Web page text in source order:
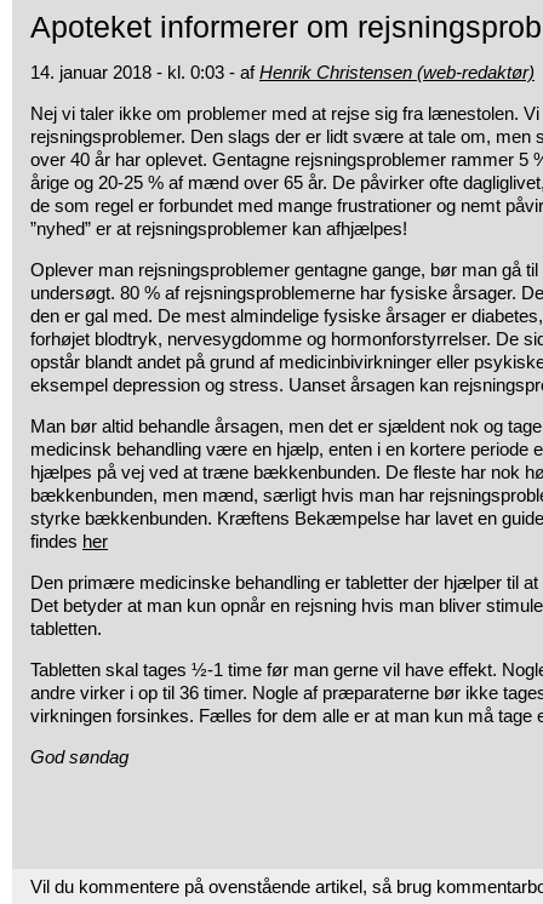
Apoteket informerer om
14. januar 2018 - kl. 0:03 - afHenrik Christensen (web-redaktør)
Nej vi taler ikke om problemer med at rejse sig fra lænestolen. Vi
rejsningsproblemer. Den slags der er lidt svære at tale om, men
over 40 år har oplevet. Gentagne rejsningsproblemer rammer 5
årige og 20-25 % af mænd over 65 år. De påvirker ofte
de som regel er forbundet med mange frustrationer og nemt
”nyhed” er at rejsningsproblemer kan afhjælpes!
Oplever man rejsningsproblemer gentagne gange, bør man gå
undersøgt. 80 % af rejsningsproblemerne har fysiske årsager.
den er gal med. De mest almindelige fysiske årsager er
forhøjet blodtryk, nervesygdomme og hormonforstyrrelser. De
opstår blandt andet på grund af medicinbivirkninger eller
eksempel depression og stress. Uanset årsagen kan
Man bør altid behandle årsagen, men det er sjældent nok og
medicinsk behandling være en hjælp, enten i en kortere periode
hjælpes på vej ved at træne bækkenbunden. De fleste har nok
bækkenbunden, men mænd, særligt hvis man har
styrke bækkenbunden. Kræftens Bekæmpelse har lavet en
findes her
Den primære medicinske behandling er tabletter der hjælper til at
Det betyder at man kun opnår en rejsning hvis man bliver
tabletten.
Tabletten skal tages ½-1 time før man gerne vil have effekt.
andre virker i op til 36 timer. Nogle af præparaterne bør ikke
virkningen forsinkes. Fælles for dem alle er at man kun må tage
God søndag
Vil du kommentere på ovenstående artikel, så brug